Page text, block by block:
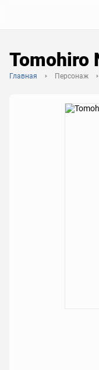
Tomohiro
Главная Персонаж